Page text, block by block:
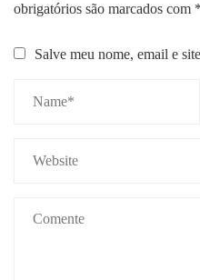
obrigatórios são marcados com *
Salve meu nome, email e